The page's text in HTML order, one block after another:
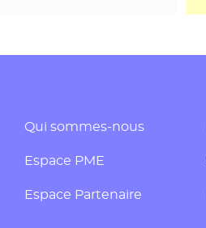
Qui sommes-nous
Espace PME
Espace Partenaire